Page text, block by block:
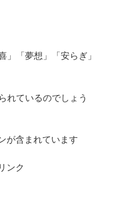
」「夢想」「安らぎ」
れているのでしょう
が含まれています
ンク